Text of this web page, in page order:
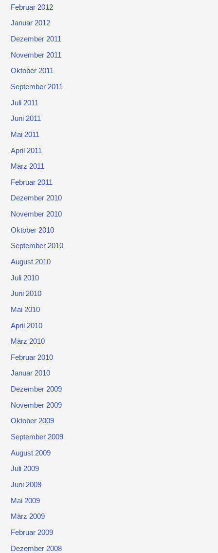
Februar 2012
Januar 2012
Dezember 2011
November 2011
Oktober 2011
September 2011
Juli 2011
Juni 2011
Mai 2011
April 2011
März 2011
Februar 2011
Dezember 2010
November 2010
Oktober 2010
September 2010
August 2010
Juli 2010
Juni 2010
Mai 2010
April 2010
März 2010
Februar 2010
Januar 2010
Dezember 2009
November 2009
Oktober 2009
September 2009
August 2009
Juli 2009
Juni 2009
Mai 2009
März 2009
Februar 2009
Dezember 2008